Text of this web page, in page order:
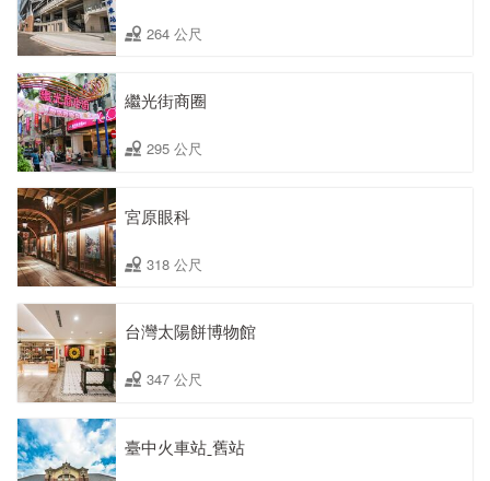
264 公尺
繼光街商圈
295 公尺
宮原眼科
318 公尺
台灣太陽餅博物館
347 公尺
臺中火車站ˍ舊站